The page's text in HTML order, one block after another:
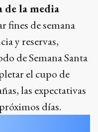
de la media
fines de semana
y reservas,
de Semana Santa
el cupo de
las expectativas
días.